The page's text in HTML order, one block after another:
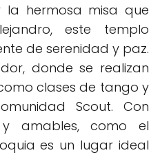
la hermosa misa que
este templo
de serenidad y paz.
donde se realizan
clases de tango y
Scout. Con
amables, como el
es un lugar ideal